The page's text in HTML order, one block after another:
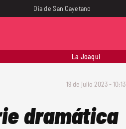
Día de San Cayetano
La Joaqui
19 de julio 2023 - 10:13
dramática